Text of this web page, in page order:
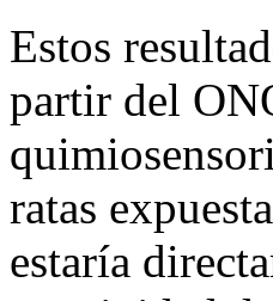
Estos
partir del
ratas
estaría